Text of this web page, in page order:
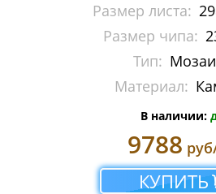
Мозаика Keramograd
Мозаика Mir Mosaic
Мозаика NSmosaic
Мозаика Crystal
Мозаика
Размер листа:
Размер чипа:
Тип:
Материал:
В наличии:
9788
КУПИТЬ